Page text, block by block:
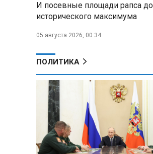
И посевные площади рапса
исторического максимума
05 августа 2026, 00:34
ПОЛИТИКА